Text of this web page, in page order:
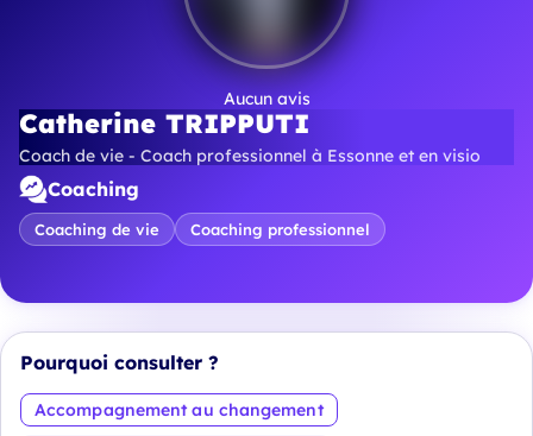
Aucun avis
Catherine TRIPPUTI
Coach de vie - Coach professionnel à Essonne et en visio
Coaching
Coaching de vie Coaching professionnel
Pourquoi consulter ?
Accompagnement au changement